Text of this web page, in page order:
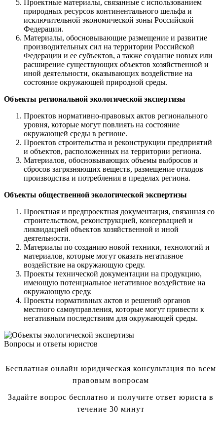
Проектные материалы, связанные с использованием
природных ресурсов континентального шельфа и
исключительной экономической зоны Российской
Федерации.
Материалы, обосновывающие размещение и развитие
производительных сил на территории Российской
Федерации и ее субъектов, а также создание новых или
расширение существующих объектов хозяйственной и
иной деятельности, оказывающих воздействие на
состояние окружающей природной среды.
Объекты региональной экологической экспертизы
Проектов нормативно-правовых актов регионального
уровня, которые могут повлиять на состояние
окружающей среды в регионе.
Проектов строительства и реконструкции предприятий
и объектов, расположенных на территории региона.
Материалов, обосновывающих объемы выбросов и
сбросов загрязняющих веществ, размещение отходов
производства и потребления в пределах региона.
Объекты общественной экологической экспертизы
Проектная и предпроектная документация, связанная со
строительством, реконструкцией, консервацией и
ликвидацией объектов хозяйственной и иной
деятельности.
Материалы по созданию новой техники, технологий и
материалов, которые могут оказать негативное
воздействие на окружающую среду.
Проекты технической документации на продукцию,
имеющую потенциальное негативное воздействие на
окружающую среду.
Проекты нормативных актов и решений органов
местного самоуправления, которые могут привести к
негативным последствиям для окружающей среды.
Вопросы и ответы юристов
Бесплатная онлайн юридическая консультация по всем
правовым вопросам
Задайте вопрос бесплатно и получите ответ юриста в
течение 30 минут